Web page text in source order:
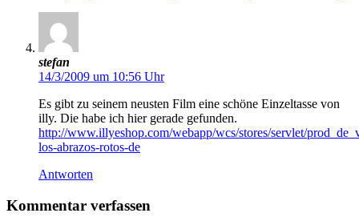
stefan
14/3/2009 um 10:56 Uhr
Es gibt zu seinem neusten Film eine schöne Einzeltasse von
illy. Die habe ich hier gerade gefunden.
http://www.illyeshop.com/webapp/wcs/stores/servlet/
los-abrazos-rotos-de
Antworten
Kommentar verfassen